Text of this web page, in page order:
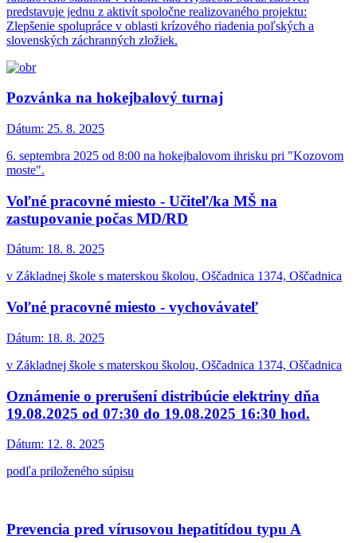
predstavuje jednu z aktivít spoločne realizovaného projektu:
Zlepšenie spolupráce v oblasti krízového riadenia poľských a
slovenských záchranných zložiek.
Pozvánka na hokejbalový turnaj
Dátum: 25. 8. 2025
6. septembra 2025 od 8:00 na hokejbalovom ihrisku pri "Kozovom
moste".
Voľné pracovné miesto - Učiteľ/ka MŠ na
zastupovanie počas MD/RD
Dátum: 18. 8. 2025
v Základnej škole s materskou školou, Oščadnica 1374, Oščadnica
Voľné pracovné miesto - vychovávateľ
Dátum: 18. 8. 2025
v Základnej škole s materskou školou, Oščadnica 1374, Oščadnica
Oznámenie o prerušení distribúcie elektriny dňa
19.08.2025 od 07:30 do 19.08.2025 16:30 hod.
Dátum: 12. 8. 2025
podľa priloženého súpisu
Prevencia pred vírusovou hepatitídou typu A